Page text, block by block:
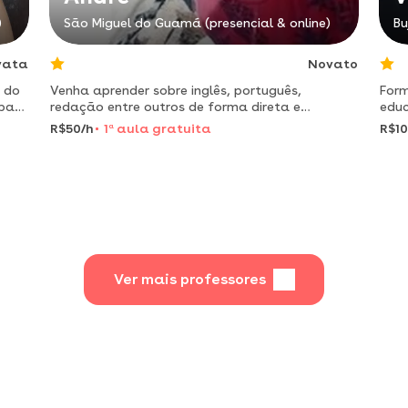
do
São Miguel do Guamá (presencial & online)
Novato
Venha aprender sobre inglês, português,
redação entre outros de forma direta e
didática
R$50/h 1 a aula gratuita
Ver mais professores